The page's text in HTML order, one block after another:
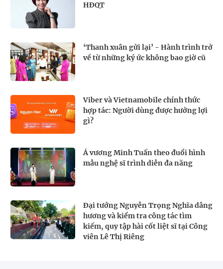
HĐQT
‘Thanh xuân gửi lại’ - Hành trình trở
về từ những ký ức không bao giờ cũ
Viber và Vietnamobile chính thức
hợp tác: Người dùng được hưởng lợi
gì?
Á vương Minh Tuấn theo đuổi hình
mẫu nghệ sĩ trình diễn đa năng
Đại tướng Nguyễn Trọng Nghĩa dâng
hương và kiểm tra công tác tìm
kiếm, quy tập hài cốt liệt sĩ tại Công
viên Lê Thị Riêng